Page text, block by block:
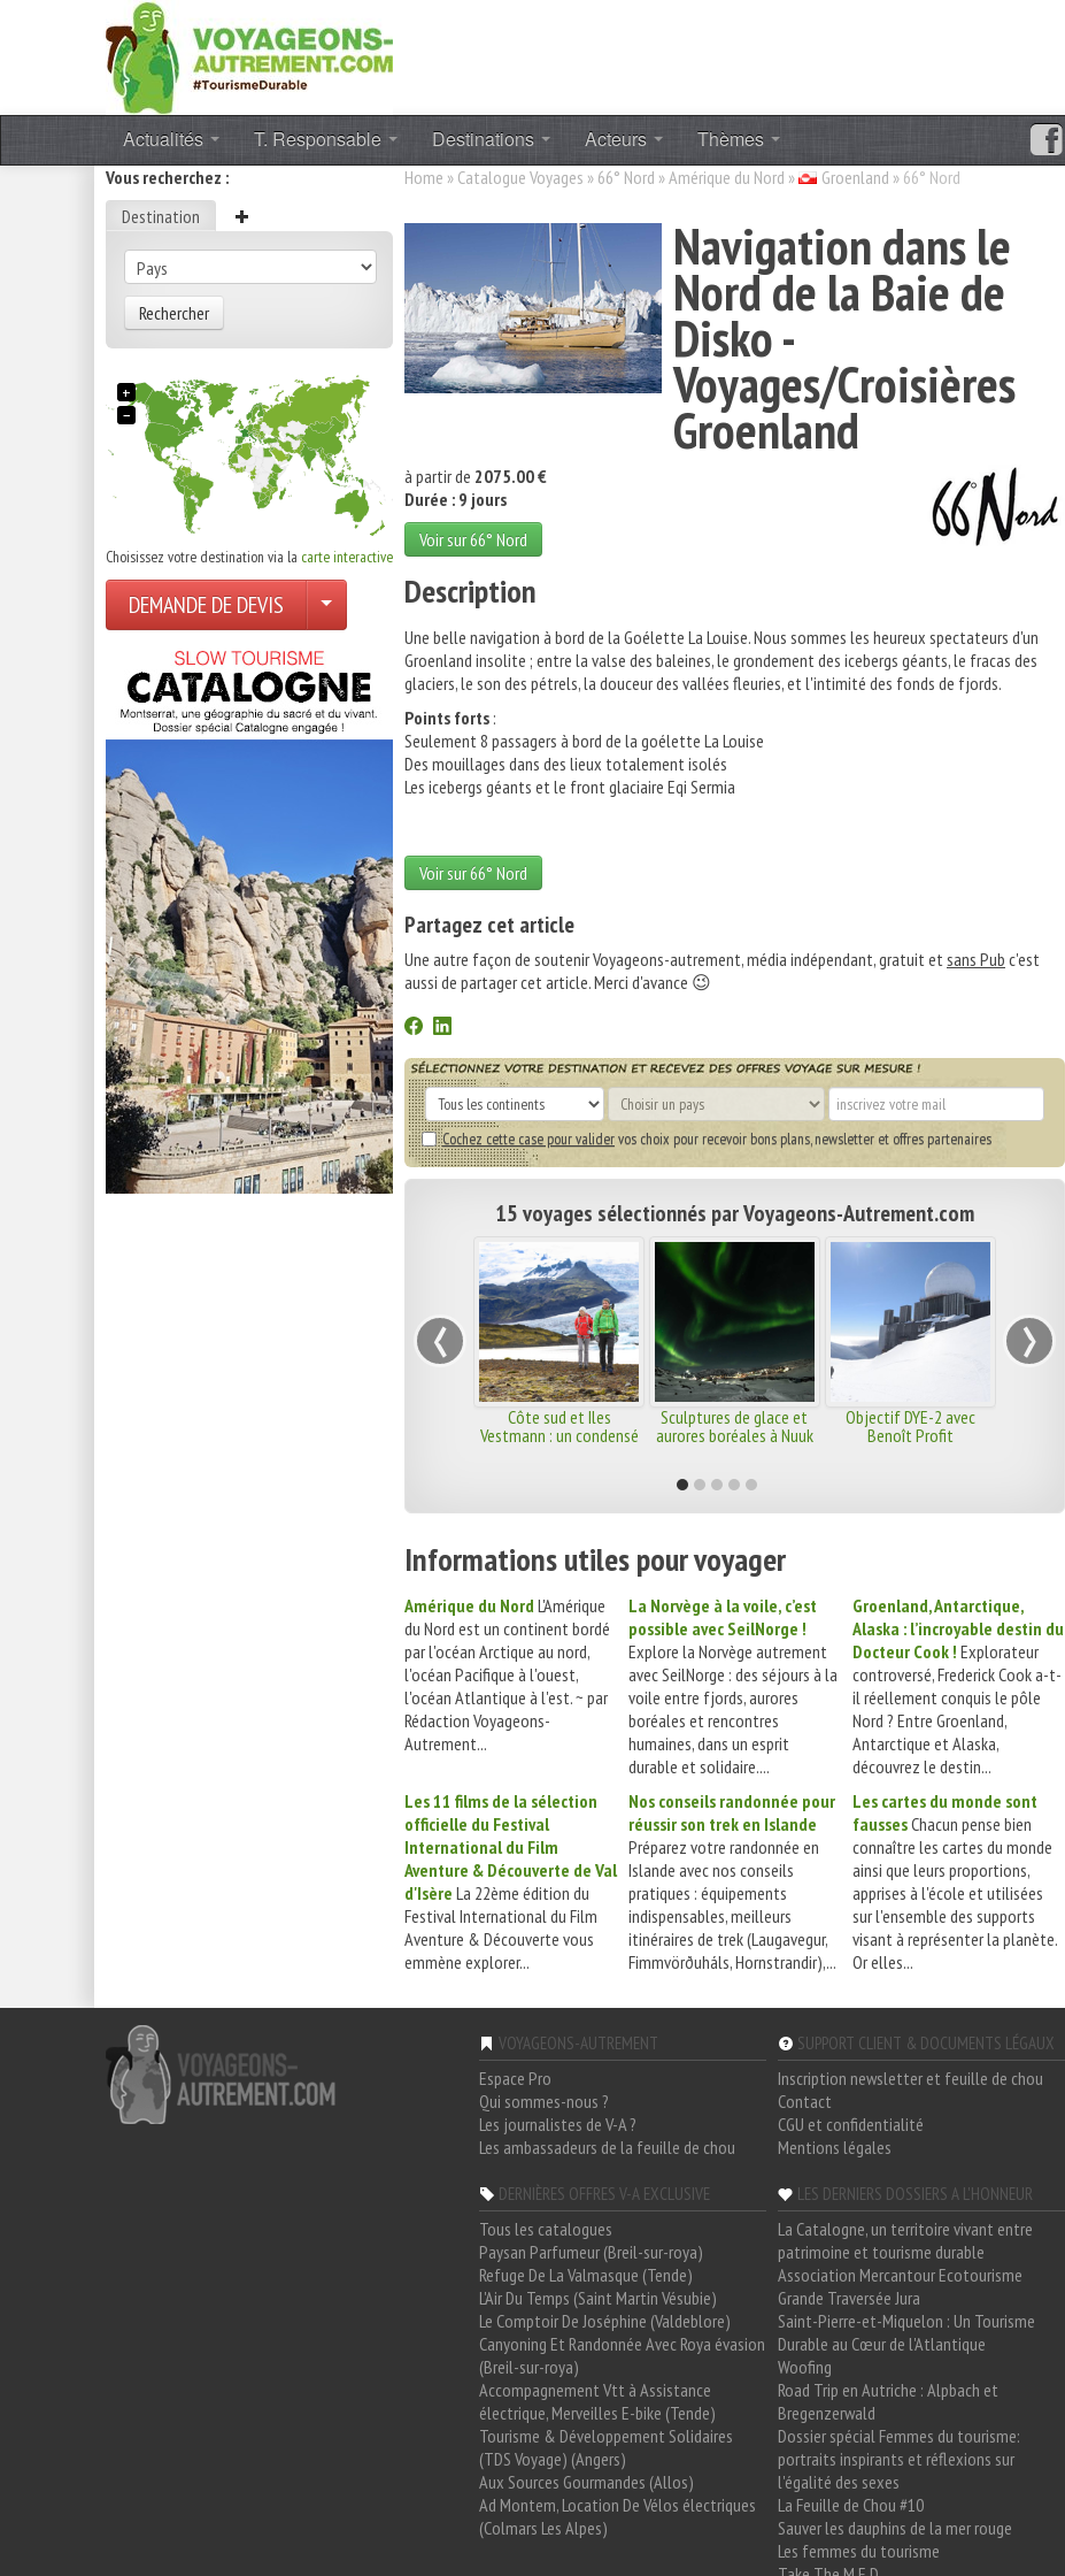
Actualités T. Responsable Destinations Acteurs Thèmes
Vous recherchez :
Destination
Rechercher
+
−
Choisissez votre destination via la carte interactive
DEMANDE DE DEVIS
Home » Catalogue Voyages » 66° Nord »Amérique du Nord » Groenland » 66° Nord
Navigation dans le
Nord de la Baie de
Disko -
Voyages/Croisières
Groenland
à partir de 2075.00 €
Durée : 9 jours
Voir sur 66° Nord
Description
Une belle navigation à bord de la Goélette La Louise. Nous sommes les heureux spectateurs d'un
Groenland insolite ; entre la valse des baleines, le grondement des icebergs géants, le fracas des
glaciers, le son des pétrels, la douceur des vallées fleuries, et l'intimité des fonds de fjords.
Points forts :
Seulement 8 passagers à bord de la goélette La Louise
Des mouillages dans des lieux totalement isolés
Les icebergs géants et le front glaciaire Eqi Sermia
Voir sur 66° Nord
Partagez cet article
Une autre façon de soutenir Voyageons-autrement, média indépendant, gratuit etsans Pub c'est
aussi de partager cet article. Merci d'avance 😉
Cochez cette case pour validervos choix pour recevoir bons plans, newsletter et offres partenaires
15 voyages sélectionnés par Voyageons-Autrement.com
Côte sud et Iles
Vestmann : un condensé
Sculptures de glace et
aurores boréales à Nuuk
Objectif DYE-2 avec
Benoît Profit
‹ ›
Informations utiles pour voyager
Amérique du Nord L'Amérique
du Nord est un continent bordé
par l'océan Arctique au nord,
l'océan Pacifique à l'ouest,
l'océan Atlantique à l'est. ~ par
Rédaction Voyageons-
Autrement...
La Norvège à la voile, c’est
possible avec SeilNorge !
Explore la Norvège autrement
avec SeilNorge : des séjours à la
voile entre fjords, aurores
boréales et rencontres
humaines, dans un esprit
durable et solidaire....
Groenland, Antarctique,
Alaska : l’incroyable destin du
Docteur Cook ! Explorateur
controversé, Frederick Cook a-t-
il réellement conquis le pôle
Nord ? Entre Groenland,
Antarctique et Alaska,
découvrez le destin...
Les 11 films de la sélection
officielle du Festival
International du Film
Aventure & Découverte de Val
d'Isère La 22ème édition du
Festival International du Film
Aventure & Découverte vous
emmène explorer...
Nos conseils randonnée pour
réussir son trek en Islande
Préparez votre randonnée en
Islande avec nos conseils
pratiques : équipements
indispensables, meilleurs
itinéraires de trek (Laugavegur,
Fimmvörðuháls, Hornstrandir),...
Les cartes du monde sont
faussesChacun pense bien
connaître les cartes du monde
ainsi que leurs proportions,
apprises à l'école et utilisées
sur l'ensemble des supports
visant à représenter la planète.
Or elles...
VOYAGEONS-AUTREMENT
Espace Pro
Qui sommes-nous ?
Les journalistes de V-A ?
Les ambassadeurs de la feuille de chou
SUPPORT CLIENT & DOCUMENTS LÉGAUX
Inscription newsletter et feuille de chou
Contact
CGU et confidentialité
Mentions légales
DERNIÈRES OFFRES V-A EXCLUSIVE
Tous les catalogues
Paysan Parfumeur (Breil-sur-roya)
Refuge De La Valmasque (Tende)
L'Air Du Temps (Saint Martin Vésubie)
Le Comptoir De Joséphine (Valdeblore)
Canyoning Et Randonnée Avec Roya évasion
(Breil-sur-roya)
Accompagnement Vtt à Assistance
électrique, Merveilles E-bike (Tende)
Tourisme & Développement Solidaires
(TDS Voyage) (Angers)
Aux Sources Gourmandes (Allos)
Ad Montem, Location De Vélos électriques
(Colmars Les Alpes)
LES DERNIERS DOSSIERS A L'HONNEUR
La Catalogne, un territoire vivant entre
patrimoine et tourisme durable
Association Mercantour Ecotourisme
Grande Traversée Jura
Saint-Pierre-et-Miquelon : Un Tourisme
Durable au Cœur de l'Atlantique
Woofing
Road Trip en Autriche : Alpbach et
Bregenzerwald
Dossier spécial Femmes du tourisme:
portraits inspirants et réflexions sur
l'égalité des sexes
La Feuille de Chou #10
Sauver les dauphins de la mer rouge
Les femmes du tourisme